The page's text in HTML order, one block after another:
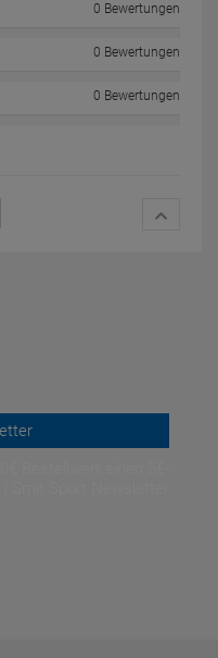
0 Bewertungen
0 Bewertungen
0 Bewertungen